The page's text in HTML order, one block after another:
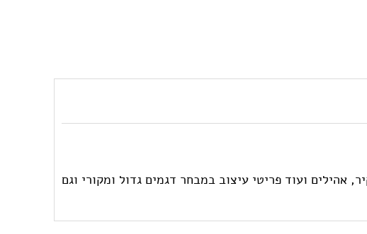
ועוד פריטי עיצוב במבחר דגמים גדול ומקורי וגם